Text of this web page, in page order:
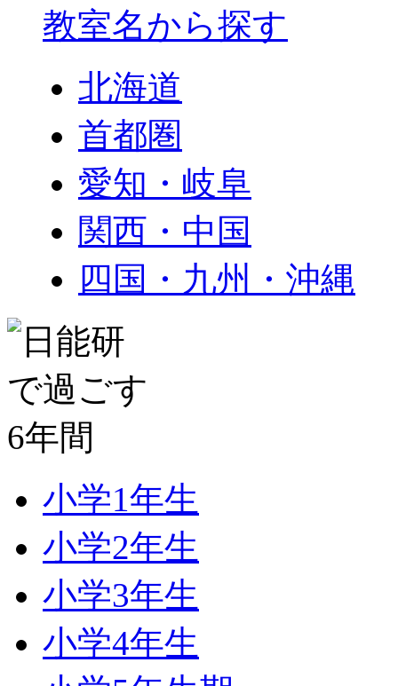
教室名から探す
北海道
首都圏
愛知・岐阜
関西・中国
四国・九州・沖縄
小学1年生
小学2年生
小学3年生
小学4年生